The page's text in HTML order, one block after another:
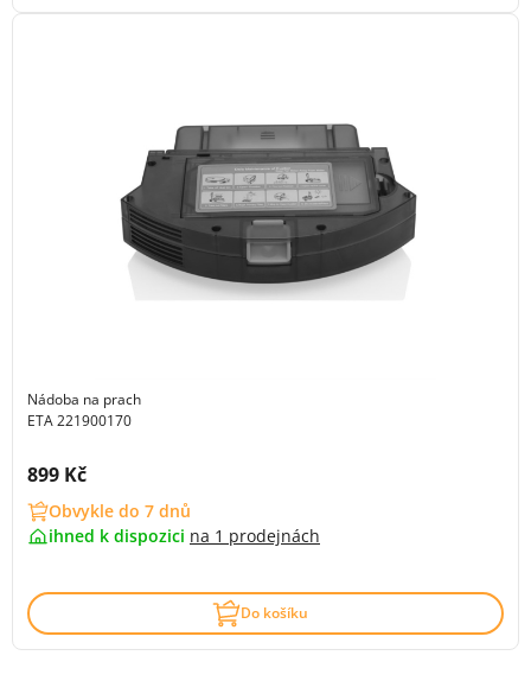
Nádoba na prach
ETA 221900170
Cena s DPH:
899 Kč
Obvykle do 7 dnů
ihned k dispozici na 1 prodejnách
Do košíku